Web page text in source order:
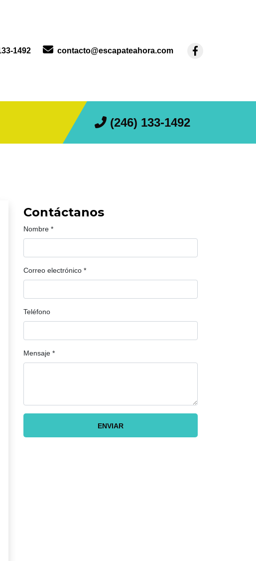
1492 contacto@escapateahora.com
(246) 133-1492
Contáctanos
Nombre *
Correo electrónico *
Teléfono
Mensaje *